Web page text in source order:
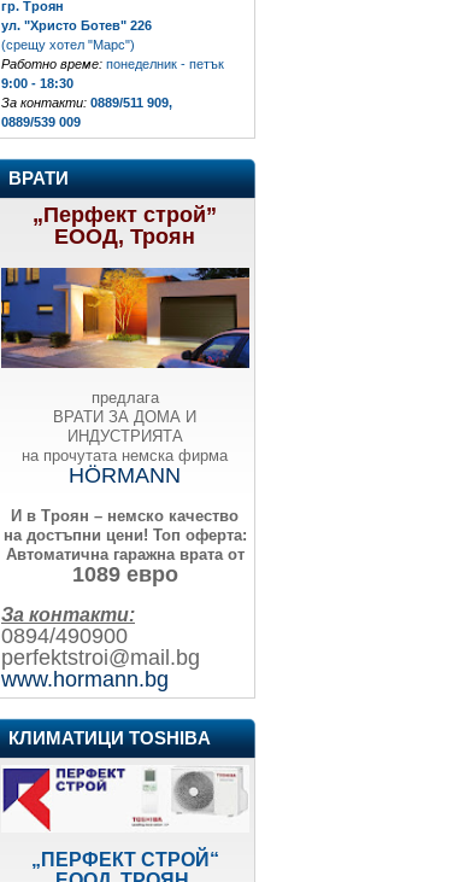
гр. Троян
ул. "Христо Ботев" 226
(срещу хотел "Марс")
Работно време: понеделник - петък
9:00 - 18:30
За контакти: 0889/511 909,
0889/539 009
ВРАТИ
„Перфект строй”
ЕООД, Троян
предлага
ВРАТИ ЗА ДОМА И
ИНДУСТРИЯТА
на прочутата немска фирма
HÖRMANN
И в Троян – немско качество
на достъпни цени! Топ оферта:
Автоматична гаражна врата от
1089 евро
За контакти:
0894/490900
perfektstroi@mail.bg
www.hormann.bg
КЛИМАТИЦИ TOSHIBA
„ПЕРФЕКТ СТРОЙ“